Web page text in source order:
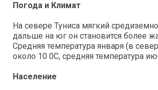
Погода и Климат
На севере Туниса мягкий
дальше на юг он становится более
Средняя температура января (в
около 10 0С, средняя температура
Население